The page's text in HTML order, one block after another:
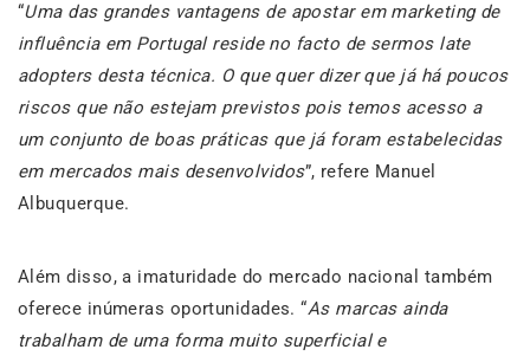
“Uma das grandes vantagens de apostar em marketing de
influência em Portugal reside no facto de sermos late
adopters desta técnica. O que quer dizer que já há poucos
riscos que não estejam previstos pois temos acesso a
um conjunto de boas práticas que já foram estabelecidas
em mercados mais desenvolvidos”, refere Manuel
Albuquerque.
Além disso, a imaturidade do mercado nacional também
oferece inúmeras oportunidades. “As marcas ainda
trabalham de uma forma muito superficial e